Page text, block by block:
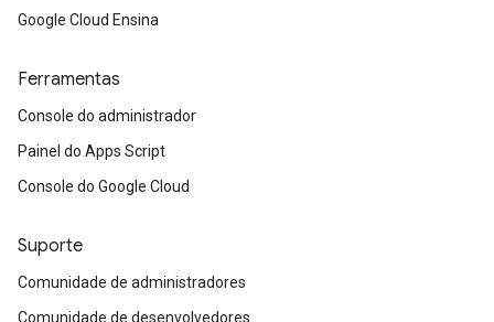
Google Cloud Ensina
Ferramentas
Console do administrador
Painel do Apps Script
Console do Google Cloud
Suporte
Comunidade de administradores
Comunidade de desenvolvedores